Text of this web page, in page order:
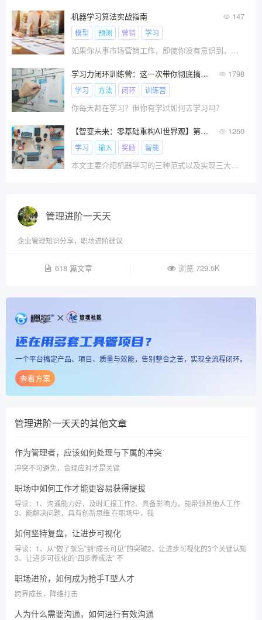
机器学习算法实战指南 147
模型 预测 营销 学习
如果你从事市场营销工作，即使你没有意识到，你可
学习力闭环训练营：这一次带你彻底搞定学习！ 1798
学习 方法 闭环 训练营
你每天都在学习？但你有学过如何去学习吗？
【智变未来：零基础重构AI世界观】第二篇：机器学习中的三大学习范式：监督学习、无监督学习、强化学习和深度学习 1250
学习 输入 奖励 智能
本文主要介绍机器学习的三种范式以及实现三大范式的技术(深度学习)。认识到深度学习是实现前三者(监督学习、无监督学习、强化学习)的一种强大技术手段而非并列范式，是掌握机器学习核心概念的关键。
管理进阶一天天
企业管理知识分享，职场进阶建议
618 篇文章 浏览 729.5K
还在用多套工具管项目？
一个平台搞定产品、项目、质量与效能，告别整合之苦，实现全流程闭环。
查看方案
管理进阶一天天的其他文章
作为管理者，应该如何处理与下属的冲突
冲突不可避免，合理应对才是关键
职场中如何工作才能更容易获得提拔
导读：1、沟通能力好，及时汇报工作2、具备影响力，能带领其他人工作
3、能解决问题，具有创新思维 在职场中，我
如何坚持复盘，让进步可视化
导读：1、从“做了就忘”到“成长可见”的突破2、让进步可视化的3个关键认知
3、让进步可视化的“四步养成法” 不
职场进阶，如何成为抢手T型人才
跨界成长，降维打击
人为什么需要沟通，如何进行有效沟通